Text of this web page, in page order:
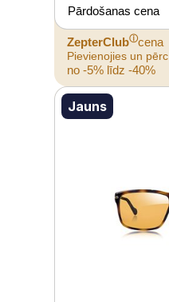
Pārdošanas cena
ZepterClubⓘcena
Pievienojies un pērc
no -5% līdz -40%
Jauns